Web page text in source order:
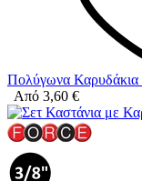
Πολύγωνα
Από 3,60 €